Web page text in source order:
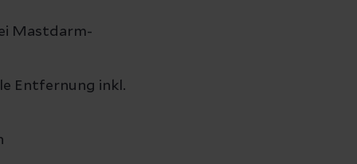
Mastdarm-
Entfernung inkl.